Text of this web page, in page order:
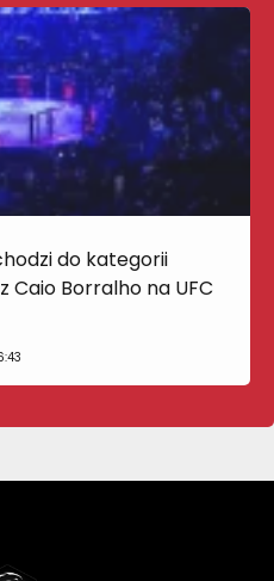
do kategorii
Caio Borralho na UFC